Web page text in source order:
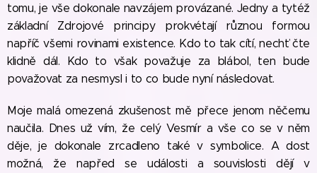
tomu, je vše dokonale navzájem provázané. Jedny a tytéž
základní Zdrojové principy prokvétají různou formou
napříč všemi rovinami existence. Kdo to tak cítí, nechť čte
klidně dál. Kdo to však považuje za blábol, ten bude
považovat za nesmysl i to co bude nyní následovat.
Moje malá omezená zkušenost mě přece jenom něčemu
naučila. Dnes už vím, že celý Vesmír a vše co se v něm
děje, je dokonale zrcadleno také v symbolice. A dost
možná, že napřed se události a souvislosti dějí v